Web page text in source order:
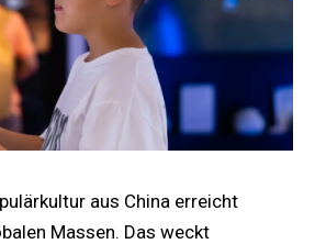
aus China erreicht
Massen. Das weckt